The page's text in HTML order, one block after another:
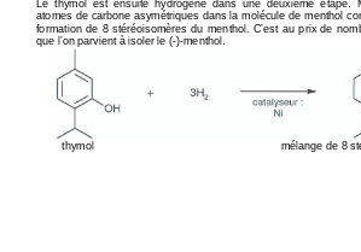
atomes de carbone asymétriques dans la molécule de menthol
formation  de  8  stéréoisomères  du  menthol.  C’est  au prix  de
que l’on parvient à isoler le (-)-menthol.
thymol mélange de 8